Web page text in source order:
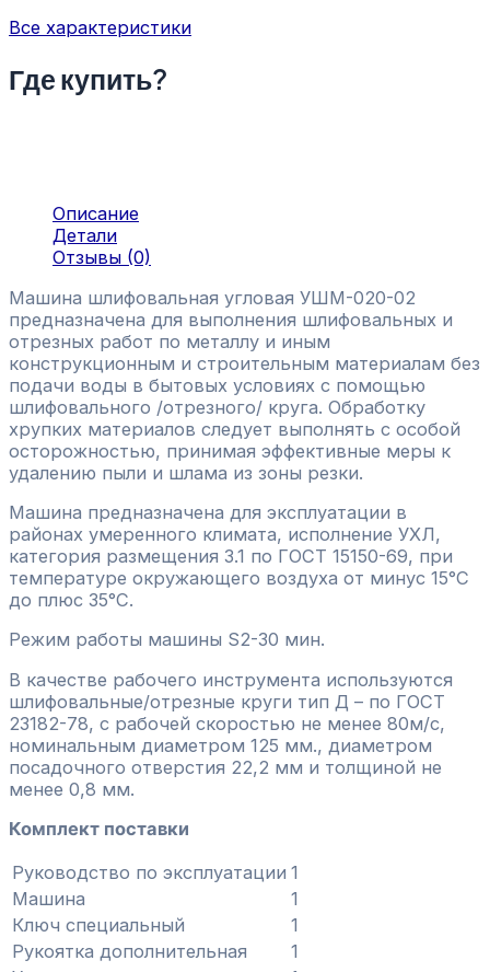
Все характеристики
Где купить?
Описание
Детали
Отзывы (0)
Машина шлифовальная угловая УШМ-020-02
предназначена для выполнения шлифовальных и
отрезных работ по металлу и иным
конструкционным и строительным материалам без
подачи воды в бытовых условиях с помощью
шлифовального /отрезного/ круга. Обработку
хрупких материалов следует выполнять с особой
осторожностью, принимая эффективные меры к
удалению пыли и шлама из зоны резки.
Машина предназначена для эксплуатации в
районах умеренного климата, исполнение УХЛ,
категория размещения 3.1 по ГОСТ 15150-69, при
температуре окружающего воздуха от минус 15°С
до плюс 35°С.
Режим работы машины S2-30 мин.
В качестве рабочего инструмента используются
шлифовальные/отрезные круги тип Д – по ГОСТ
23182-78, с рабочей скоростью не менее 80м/с,
номинальным диаметром 125 мм., диаметром
посадочного отверстия 22,2 мм и толщиной не
менее 0,8 мм.
Комплект поставки
Руководство по эксплуатации 1
Машина
1
Ключ специальный
1
Рукоятка дополнительная
1